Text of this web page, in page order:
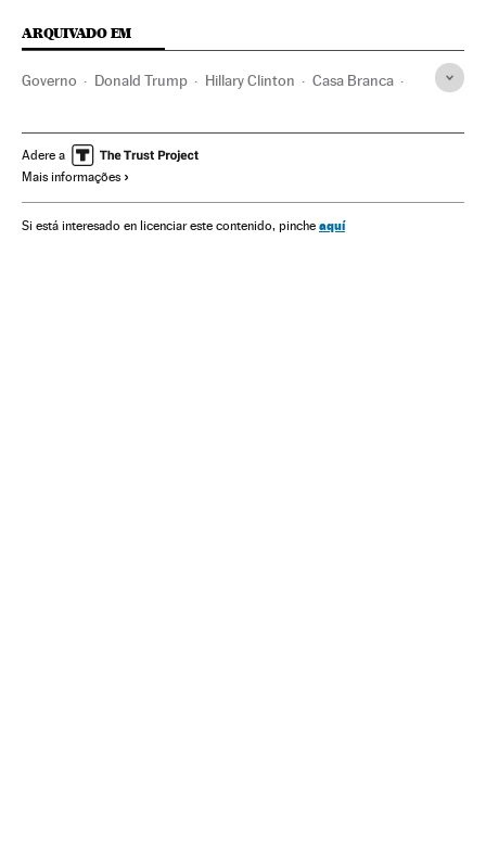
ARQUIVADO EM
Governo Donald Trump Hillary Clinton Casa Branca
Eleições Política Estados Unidos
Adere a
Mais informações
Si está interesado en licenciar este contenido, pinche aquí